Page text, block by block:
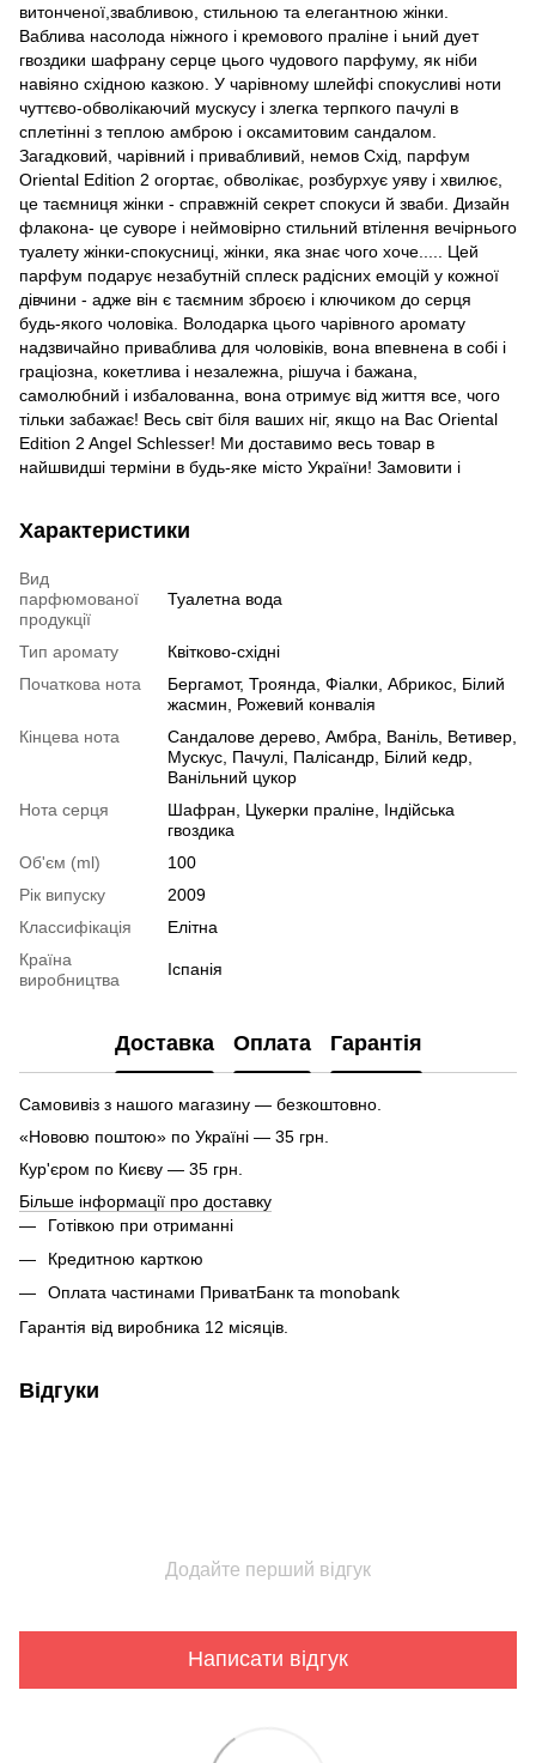
витонченої,звабливою, стильною та елегантною жінки.
Ваблива насолода ніжного і кремового праліне і ьний дует
гвоздики шафрану серце цього чудового парфуму, як ніби
навіяно східною казкою. У чарівному шлейфі спокусливі ноти
чуттєво-обволікаючий мускусу і злегка терпкого пачулі в
сплетінні з теплою амброю і оксамитовим сандалом.
Загадковий, чарівний і привабливий, немов Схід, парфум
Oriental Edition 2 огортає, обволікає, розбурхує уяву і хвилює,
це таємниця жінки - справжній секрет спокуси й зваби. Дизайн
флакона- це суворе і неймовірно стильний втілення вечірнього
туалету жінки-спокусниці, жінки, яка знає чого хоче..... Цей
парфум подарує незабутній сплеск радісних емоцій у кожної
дівчини - адже він є таємним зброєю і ключиком до серця
будь-якого чоловіка. Володарка цього чарівного аромату
надзвичайно приваблива для чоловіків, вона впевнена в собі і
граціозна, кокетлива і незалежна, рішуча і бажана,
самолюбний і избалованна, вона отримує від життя все, чого
тільки забажає! Весь світ біля ваших ніг, якщо на Вас Oriental
Edition 2 Angel Schlesser! Ми доставимо весь товар в
найшвидші терміни в будь-яке місто України! Замовити і
Характеристики
Вид
парфюмованої
продукції
Туалетна вода
Тип аромату
Квітково-східні
Початкова нота
Бергамот, Троянда, Фіалки, Абрикос, Білий
жасмин, Рожевий конвалія
Кінцева нота
Сандалове дерево, Амбра, Ваніль, Ветивер,
Мускус, Пачулі, Палісандр, Білий кедр,
Ванільний цукор
Нота серця
Шафран, Цукерки праліне, Індійська
гвоздика
Об'єм (ml)
100
Рік випуску
2009
Классифікація
Елітна
Країна
виробництва
Іспанія
Доставка Оплата Гарантія
Самовивіз з нашого магазину — безкоштовно.
«Нововю поштою» по Україні — 35 грн.
Кур'єром по Києву — 35 грн.
Більше інформації про доставку
Готівкою при отриманні
Кредитною карткою
Оплата частинами ПриватБанк та monobank
Гарантія від виробника 12 місяців.
Відгуки
Додайте перший відгук
Написати відгук